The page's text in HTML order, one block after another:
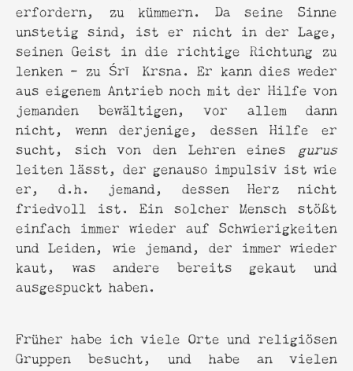
erfordern, zu kümmern. Da seine Sinne
unstetig sind, ist er nicht in der Lage,
seinen Geist in die richtige Richtung zu
lenken - zu Śrī Krsna. Er kann dies weder
aus eigenem Antrieb noch mit der Hilfe von
jemanden bewältigen, vor allem dann
nicht, wenn derjenige, dessen Hilfe er
sucht, sich von den Lehren eines gurus
leiten lässt, der genauso impulsiv ist wie
er, d.h. jemand, dessen Herz nicht
friedvoll ist. Ein solcher Mensch stößt
einfach immer wieder auf Schwierigkeiten
und Leiden, wie jemand, der immer wieder
kaut, was andere bereits gekaut und
ausgespuckt haben.
Früher habe ich viele Orte und religiösen
Gruppen besucht, und habe an vielen